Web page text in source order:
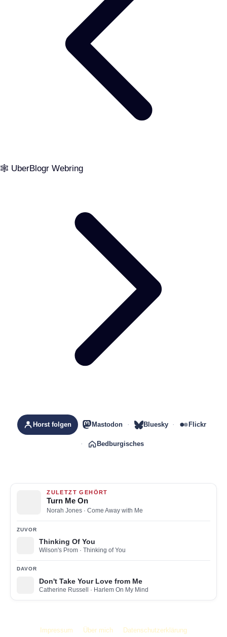
🕸️ UberBlogr Webring
Horst folgen Mastodon Bluesky Flickr
Bedburgisches
ZULETZT GEHÖRT
Turn Me On
Norah Jones · Come Away with Me
ZUVOR
Thinking Of You
Wilson's Prom · Thinking of You
DAVOR
Don't Take Your Love from Me
Catherine Russell · Harlem On My Mind
Impressum Über mich Datenschutzerklärung